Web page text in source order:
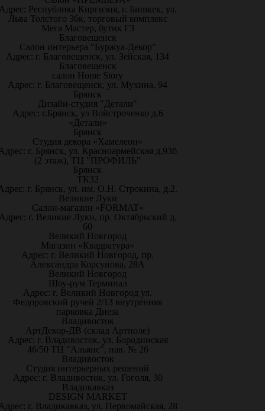
Республика Киргизия, г. Бишкек, ул.
Льва Толстого 36к, торговый комплекс
Мега Мастер, бутик Г3
Благовещенск
Салон интерьера "Буржуа-Декор"
Адрес: г. Благовещенск, ул. Зейская, 134
Благовещенск
салон Home Story
Адрес: г. Благовещенск, ул. Мухина, 94
Брянск
Дизайн-студия "Детали"
Адрес: г.Брянск, ул Войстроченко д.6
«Детали»
Брянск
Студия декора «Хамелеон»
г. Брянск, ул. Красноармейская д.93б
(2 этаж), ТЦ "ПРОФИЛЬ"
Брянск
ТК32
г. Брянск, ул. им. О.Н. Строкина, д.2.
Великие Луки
Салон-магазин «FORMAT»
г. Великие Луки, пр. Октябрьский д.
60
Великий Новгород
Магазин «Квадратура»
Адрес: г. Великий Новгород, пр.
Александра Корсунова, 28А
Великий Новгород
Шоу-рум Терминал
Адрес: г. Великий Новгород ул.
Федоровский ручей 2/13 внутренняя
парковка Диеза
Владивосток
АртДекор-ДВ (склад Артполе)
Адрес: г. Владивосток, ул. Бородинская
46/50 ТЦ "Альянс", пав. № 26
Владивосток
Студия интерьерных решений
Адрес: г. Владивосток, ул. Гоголя, 30
Владикавказ
DESIGN MARKET
г. Владикавказ, ул. Первомайская, 28